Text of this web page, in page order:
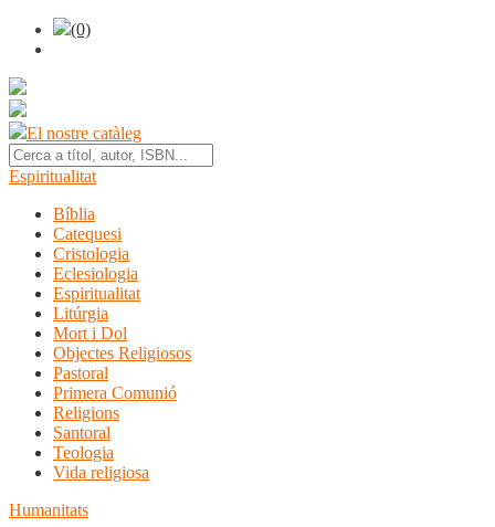
(0)
El nostre catàleg
Espiritualitat
Bíblia
Catequesi
Cristologia
Eclesiologia
Espiritualitat
Litúrgia
Mort i Dol
Objectes Religiosos
Pastoral
Primera Comunió
Religions
Santoral
Teologia
Vida religiosa
Humanitats